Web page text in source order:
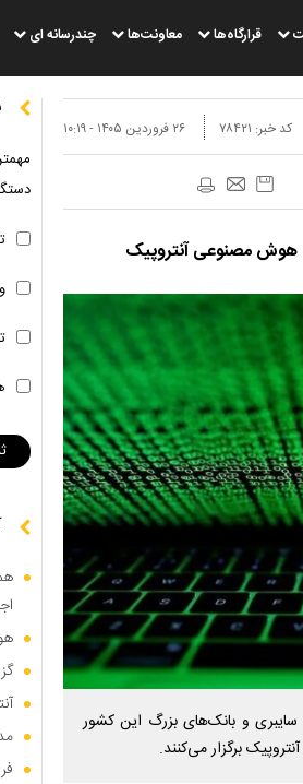
قرارگاه‌ها معاونت‌ها چندرسانه ای
۲۶ فروردين ۱۴۰۵ - ۱۰:۱۹ کد خبر: ۷۸۴۲۱
هوش مصنوعی آنتروپیک
سایبری و بانک‌های بزرگ این کشور
برگزار می‌کنند.